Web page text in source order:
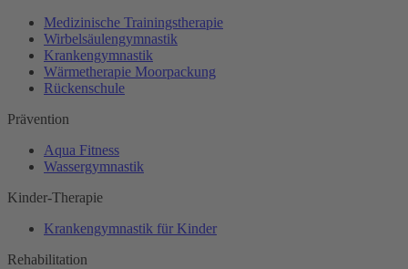
Medizinische Trainingstherapie
Wirbelsäulengymnastik
Krankengymnastik
Wärmetherapie Moorpackung
Rückenschule
Prävention
Aqua Fitness
Wassergymnastik
Kinder-Therapie
Krankengymnastik für Kinder
Rehabilitation